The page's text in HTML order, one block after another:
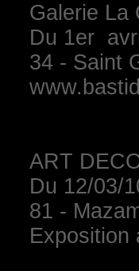
Galerie La
Du 1er
34 - Saint
ART
Du 12/03/
81 -
Exposition